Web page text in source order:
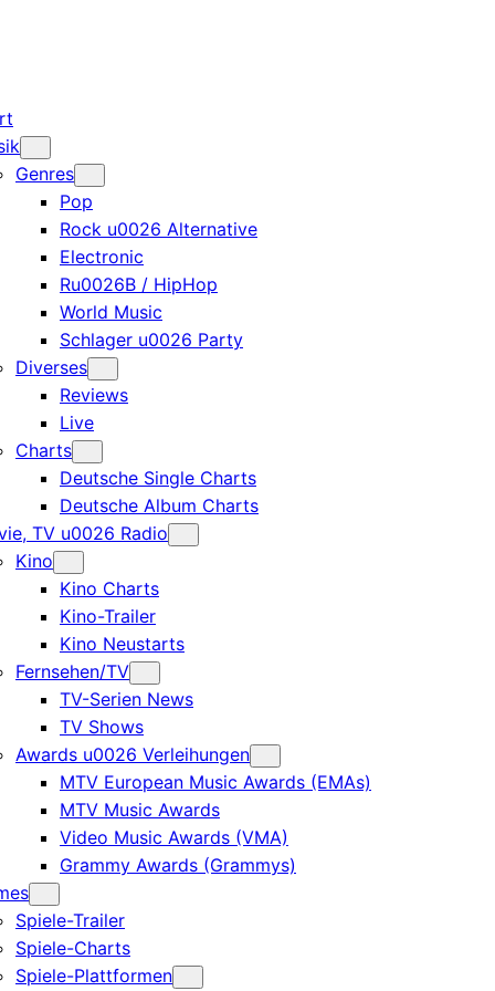
Genres
Pop
Rock u0026 Alternative
Electronic
Ru0026B / HipHop
World Music
Schlager u0026 Party
Diverses
Reviews
Live
Charts
Deutsche Single Charts
Deutsche Album Charts
TV u0026 Radio
Kino
Kino Charts
Kino-Trailer
Kino Neustarts
Fernsehen/TV
TV-Serien News
TV Shows
Awards u0026 Verleihungen
MTV European Music Awards (EMAs)
MTV Music Awards
Video Music Awards (VMA)
Grammy Awards (Grammys)
Spiele-Trailer
Spiele-Charts
Spiele-Plattformen